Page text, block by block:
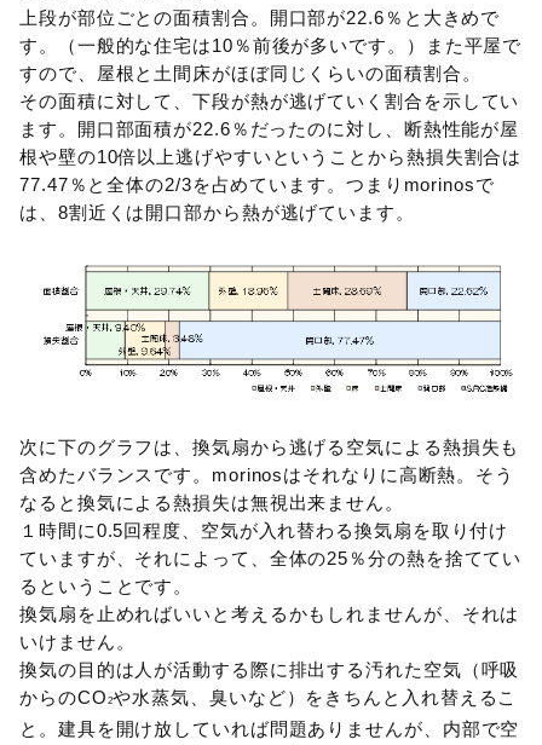
上段が部位ごとの面積割合。開口部が22.6％と大きめで
す。（一般的な住宅は10％前後が多いです。）また平屋で
すので、屋根と土間床がほぼ同じくらいの面積割合。
その面積に対して、下段が熱が逃げていく割合を示してい
ます。開口部面積が22.6％だったのに対し、断熱性能が屋
根や壁の10倍以上逃げやすいということから熱損失割合は
77.47％と全体の2/3を占めています。つまりmorinosで
は、8割近くは開口部から熱が逃げています。
次に下のグラフは、換気扇から逃げる空気による熱損失も
含めたバランスです。morinosはそれなりに高断熱。そう
なると換気による熱損失は無視出来ません。
１時間に0.5回程度、空気が入れ替わる換気扇を取り付け
ていますが、それによって、全体の25％分の熱を捨ててい
るということです。
換気扇を止めればいいと考えるかもしれませんが、それは
いけません。
換気の目的は人が活動する際に排出する汚れた空気（呼吸
からのCO 2や水蒸気、臭いなど）をきちんと入れ替えるこ
と。建具を開け放していれば問題ありませんが、内部で空